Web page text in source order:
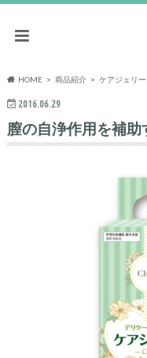
HOME 商品紹介 ケアジェリー
2016.06.29
膣の自浄作用を補助